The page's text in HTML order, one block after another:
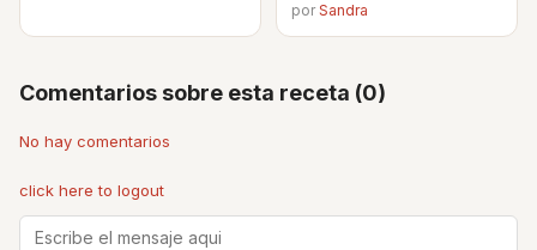
porSandra
Comentarios sobre esta receta (0)
No hay comentarios
click here to logout